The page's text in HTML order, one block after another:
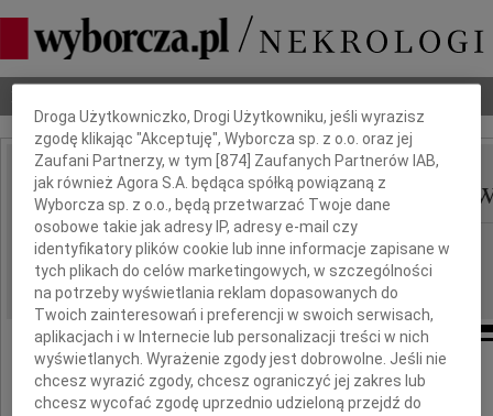
IMIĘ I NAZWISKO: Barbara Juszczyk-
REGION: Warszawa
DATA EMISJI: 24.09.2009
Z żalem przyjęliśmy wiadomość o śmierci
Dbamy o Twoją prywatność
Droga Użytkowniczko, Drogi Użytkowniku, jeśli wyrazisz
zgodę klikając "Akceptuję", Wyborcza sp. z o.o. oraz jej
Zaufani Partnerzy, w tym [874 ] Zaufanych Partnerów IAB,
jak również Agora S.A. będąca spółką powiązaną z
Wyborcza sp. z o.o., będą przetwarzać Twoje dane
osobowe takie jak adresy IP, adresy e-mail czy
identyfikatory plików cookie lub inne informacje zapisane w
tych plikach do celów marketingowych, w szczególności
na potrzeby wyświetlania reklam dopasowanych do
Twoich zainteresowań i preferencji w swoich serwisach,
aplikacjach i w Internecie lub personalizacji treści w nich
wyświetlanych. Wyrażenie zgody jest dobrowolne. Jeśli nie
chcesz wyrazić zgody, chcesz ograniczyć jej zakres lub
chcesz wycofać zgodę uprzednio udzieloną przejdź do